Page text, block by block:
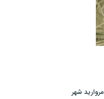
پروژه سپکو چیتگر،پیش فروش پروژه سپکو 4 مروارید شهر